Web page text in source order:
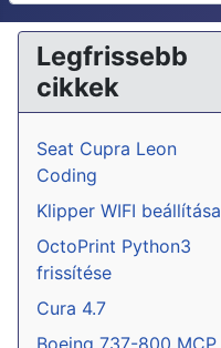
Legfrissebb
cikkek
Seat Cupra Leon
Coding
Klipper WIFI beállítása
OctoPrint Python3
frissítése
Cura 4.7
Boeing 737-800 MCP